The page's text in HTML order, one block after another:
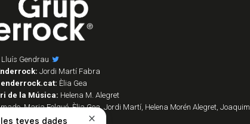
Lluís Gendrau
Jordi Martí Fabra
enderrock.cat: Èlia Gea
de la Música: Helena M. Alegret
Maria Folqué, Èlia Gea, Jordi Martí, Helena Morén Alegret, Joaquim